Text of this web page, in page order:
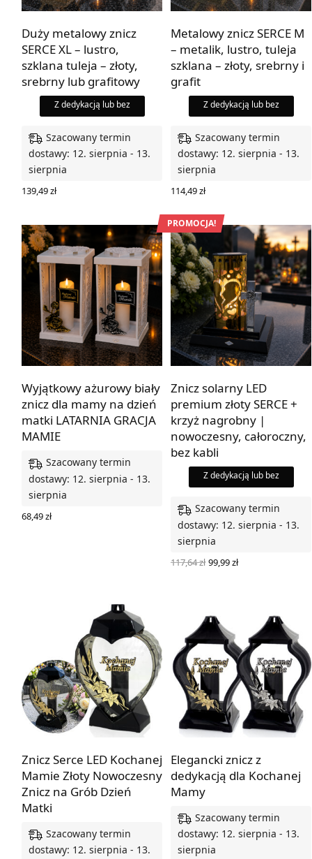
Duży metalowy znicz
SERCE XL – lustro,
szklana tuleja – złoty,
srebrny lub grafitowy
Z dedykacją lub bez
Szacowany termin
dostawy: 12. sierpnia - 13.
sierpnia
139,49zł
Metalowy znicz SERCE M
– metalik, lustro, tuleja
szklana – złoty, srebrny i
grafit
Z dedykacją lub bez
Szacowany termin
dostawy: 12. sierpnia - 13.
sierpnia
114,49zł
Wyjątkowy ażurowy biały
znicz dla mamy na dzień
matki LATARNIA GRACJA
MAMIE
Szacowany termin
dostawy: 12. sierpnia - 13.
sierpnia
68,49zł
PROMOCJA!
Znicz solarny LED
premium złoty SERCE +
krzyż nagrobny |
nowoczesny, całoroczny,
bez kabli
Z dedykacją lub bez
Szacowany termin
dostawy: 12. sierpnia - 13.
sierpnia
117,64zł Pierwotna
cena
99,99złAktualna
Znicz Serce LED Kochanej
Mamie Złoty Nowoczesny
Znicz na Grób Dzień
Matki
Szacowany termin
dostawy: 12. sierpnia - 13.
Elegancki znicz z
dedykacją dla Kochanej
Mamy
Szacowany termin
dostawy: 12. sierpnia - 13.
sierpnia